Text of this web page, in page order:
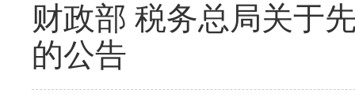
财政部 税务总局关于
的公告